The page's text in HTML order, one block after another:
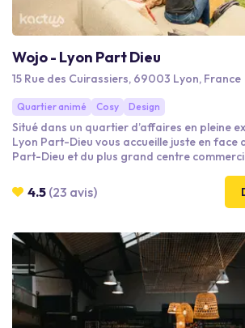
Wojo - Lyon Part Dieu
15 Rue des Cuirassiers, 69003 Lyon, France
Quartier animé Cosy Design
Situé dans un quartier d’affaires en pleine
Lyon Part-Dieu vous accueille juste en face
Part-Dieu et du plus grand centre
dispose de salles de réunions et espaces
toutes tailles, d’une équipe dédiée à
suspendu pour optimiser votre journée.​
4.5 (23 avis)